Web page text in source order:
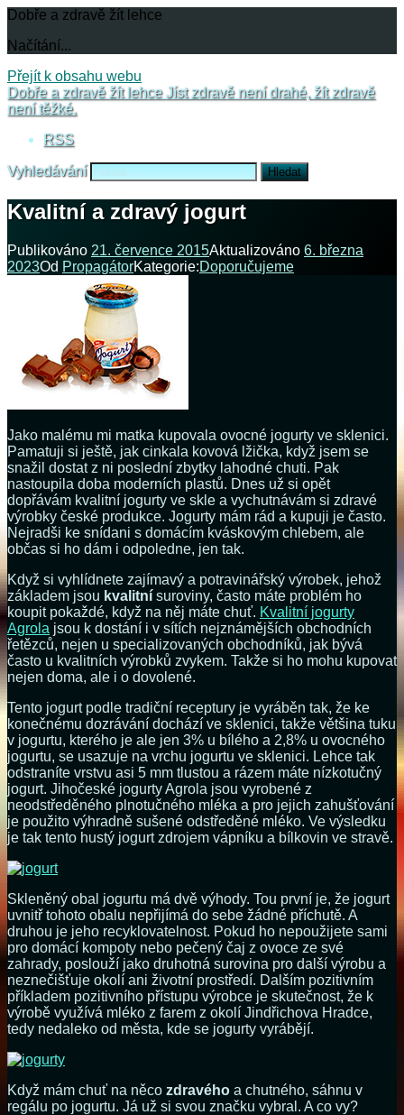
Dobře a zdravě žít lehce
Načítání...
Přejít k obsahu webu
Dobře a zdravě žít lehceJíst zdravě není drahé, žít zdravě
není těžké.
RSS
Vyhledávání
Kvalitní a zdravý jogurt
Publikováno 21. července 2015Aktualizováno 6. března
2023Od PropagátorKategorie:Doporučujeme
Jako malému mi matka kupovala ovocné jogurty ve sklenici.
Pamatuji si ještě, jak cinkala kovová lžička, když jsem se
snažil dostat z ni poslední zbytky lahodné chuti. Pak
nastoupila doba moderních plastů. Dnes už si opět
dopřávám kvalitní jogurty ve skle a vychutnávám si zdravé
výrobky české produkce. Jogurty mám rád a kupuji je často.
Nejradši ke snídani s domácím kváskovým chlebem, ale
občas si ho dám i odpoledne, jen tak.
Když si vyhlídnete zajímavý a potravinářský výrobek, jehož
základem jsou kvalitní suroviny, často máte problém ho
koupit pokaždé, když na něj máte chuť. Kvalitní jogurty
Agrola jsou k dostání i v sítích nejznámějších obchodních
řetězců, nejen u specializovaných obchodníků, jak bývá
často u kvalitních výrobků zvykem. Takže si ho mohu kupovat
nejen doma, ale i o dovolené.
Tento jogurt podle tradiční receptury je vyráběn tak, že ke
konečnému dozrávání dochází ve sklenici, takže většina tuku
v jogurtu, kterého je ale jen 3% u bílého a 2,8% u ovocného
jogurtu, se usazuje na vrchu jogurtu ve sklenici. Lehce tak
odstraníte vrstvu asi 5 mm tlustou a rázem máte nízkotučný
jogurt. Jihočeské jogurty Agrola jsou vyrobené z
neodstředěného plnotučného mléka a pro jejich zahušťování
je použito výhradně sušené odstředěné mléko. Ve výsledku
je tak tento hustý jogurt zdrojem vápníku a bílkovin ve stravě.
Skleněný obal jogurtu má dvě výhody. Tou první je, že jogurt
uvnitř tohoto obalu nepřijímá do sebe žádné příchutě. A
druhou je jeho recyklovatelnost. Pokud ho nepoužijete sami
pro domácí kompoty nebo pečený čaj z ovoce ze své
zahrady, poslouží jako druhotná surovina pro další výrobu a
neznečišťuje okolí ani životní prostředí. Dalším pozitivním
příkladem pozitivního přístupu výrobce je skutečnost, že k
výrobě využívá mléko z farem z okolí Jindřichova Hradce,
tedy nedaleko od města, kde se jogurty vyrábějí.
Když mám chuť na něco zdravého a chutného, sáhnu v
regálu po jogurtu. Já už si svou značku vybral. A co vy?